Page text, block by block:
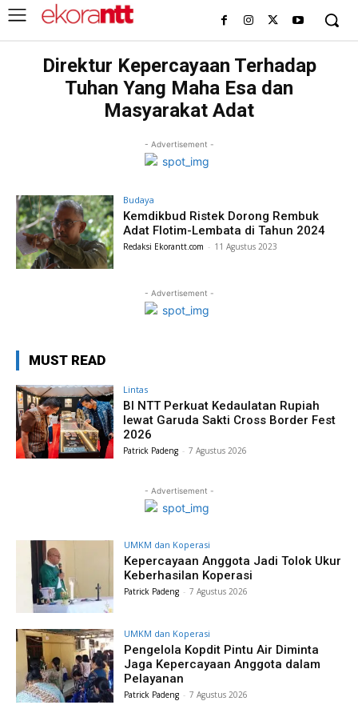
Direktur Kepercayaan Terhadap
Tuhan Yang Maha Esa dan
Masyarakat Adat
- Advertisement -
Budaya
Kemdikbud Ristek Dorong Rembuk
Adat Flotim-Lembata di Tahun 2024
Redaksi Ekorantt.com - 11 Agustus 2023
- Advertisement -
MUST READ
Lintas
BI NTT Perkuat Kedaulatan Rupiah
lewat Garuda Sakti Cross Border Fest
2026
Patrick Padeng - 7 Agustus 2026
- Advertisement -
UMKM dan Koperasi
Kepercayaan Anggota Jadi Tolok Ukur
Keberhasilan Koperasi
Patrick Padeng - 7 Agustus 2026
UMKM dan Koperasi
Pengelola Kopdit Pintu Air Diminta
Jaga Kepercayaan Anggota dalam
Pelayanan
Patrick Padeng - 7 Agustus 2026